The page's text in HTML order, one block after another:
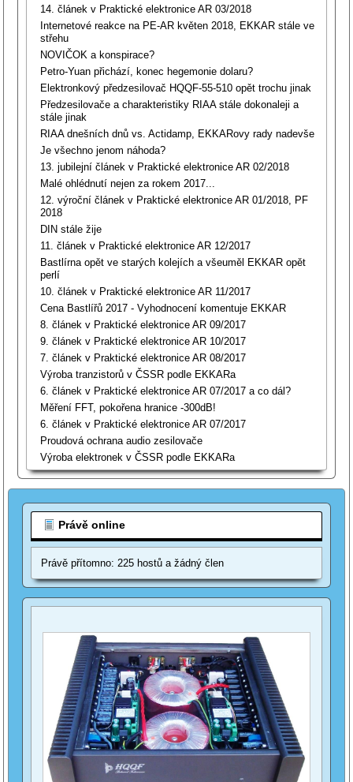
14. článek v Praktické elektronice AR 03/2018
Internetové reakce na PE-AR květen 2018, EKKAR stále ve
střehu
NOVIČOK a konspirace?
Petro-Yuan přichází, konec hegemonie dolaru?
Elektronkový předzesilovač HQQF-55-510 opět trochu jinak
Předzesilovače a charakteristiky RIAA stále dokonaleji a
stále jinak
RIAA dnešních dnů vs. Actidamp, EKKARovy rady nadevše
Je všechno jenom náhoda?
13. jubilejní článek v Praktické elektronice AR 02/2018
Malé ohlédnutí nejen za rokem 2017...
12. výroční článek v Praktické elektronice AR 01/2018, PF
2018
DIN stále žije
11. článek v Praktické elektronice AR 12/2017
Bastlírna opět ve starých kolejích a všeuměl EKKAR opět
perlí
10. článek v Praktické elektronice AR 11/2017
Cena Bastlířů 2017 - Vyhodnocení komentuje EKKAR
8. článek v Praktické elektronice AR 09/2017
9. článek v Praktické elektronice AR 10/2017
7. článek v Praktické elektronice AR 08/2017
Výroba tranzistorů v ČSSR podle EKKARa
6. článek v Praktické elektronice AR 07/2017 a co dál?
Měření FFT, pokořena hranice -300dB!
6. článek v Praktické elektronice AR 07/2017
Proudová ochrana audio zesilovače
Výroba elektronek v ČSSR podle EKKARa
Právě online
Právě přítomno: 225 hostů a žádný člen